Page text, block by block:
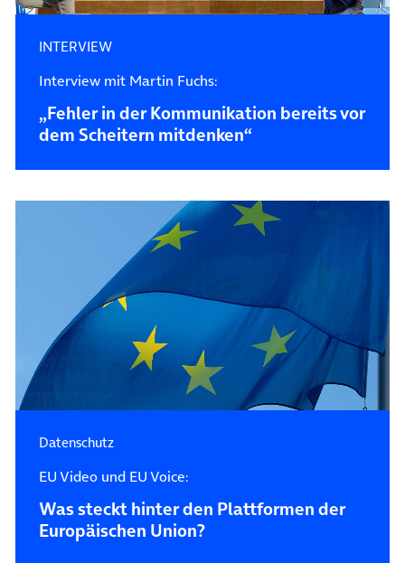
INTERVIEW
Interview mit Martin Fuchs:
„Fehler in der Kommunikation bereits vor
dem Scheitern mitdenken“
Datenschutz
EU Video und EU Voice:
Was steckt hinter den Plattformen der
Europäischen Union?